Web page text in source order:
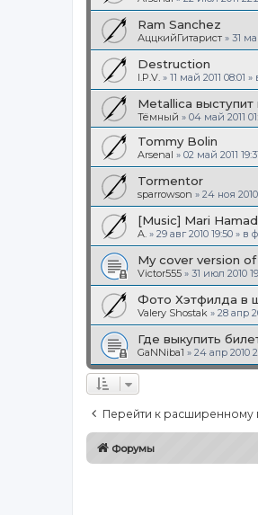
Ram Sanchez
АццкийГитарист » 31
Destruction
I.P.V. » 11 май 2011 08:01 »
Metallica
Тёмный » 04 май 2011
Tommy Bolin
Arsenal » 02 май 2011
Tormentor
sparrowson » 24 ноя 2010
[Music] Mari
A. » 29 авг 2010 19:50 » в
My cover version
Victor555 » 31 июл 2010
Фото Хэтфилда в
Valery Shostak » 28 апр
Где выкупить
GaNNiba1 » 24 апр 2010
Перейти к расширенному
Форумы